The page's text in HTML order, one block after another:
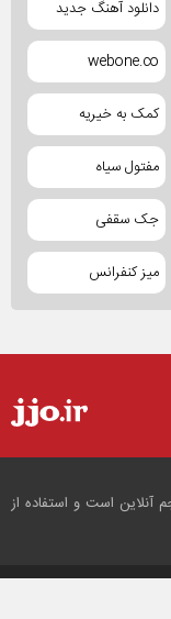
دانلود آهنگ جدید
webone.co
کمک به خیریه
مفتول سیاه
جک سقفی
میز کنفرانس
است و استفاده از